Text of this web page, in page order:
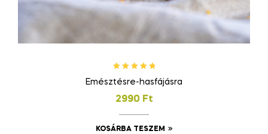
5.00 / 5
Emésztésre-hasfájásra
2990 Ft
KOSÁRBA TESZEM